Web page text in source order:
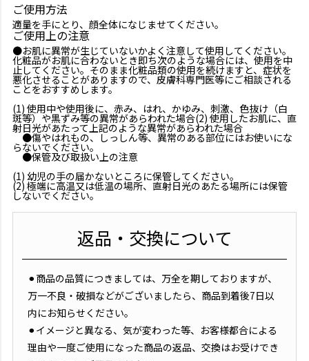
ご使用方法
適量を手にとり、顔全体になじませてください。
ご使用上の注意
●お肌に異常が生じていないかよく注意して使用してください。
化粧品がお肌に合わないとき即ち次のような場合には、使用を中
止してください。そのまま化粧品類の使用を続けますと、症状を
悪化させることがありますので、皮膚科専門医等にご相談される
ことをおすすめします。
(1) 使用中や使用後に、赤み、はれ、かゆみ、刺激、色抜け（白
斑等）や黒ずみ等の異常があらわれた場合(2) 使用したお肌に、直
射日光があたって上記のような異常があらわれた場合
●傷やはれもの、しっしん等、異常のある部位にはお使いにな
らないでください。
●保管及び取扱い上の注意
(1) 幼児の手の届かないところに保管してください。
(2) 極端に高温又は低温の場所、直射日光のあたる場所には保管
しないでください。
返品・交換について
⚫︎商品の品質につきましては、万全を期しておりますが、
万一不良・破損などがございましたら、商品到着後7日以
内にお知らせください。
⚫︎イメージと異なる、気が変わった等、お客様都合による
理由や一度ご使用になった商品の返品、交換はお受けでき